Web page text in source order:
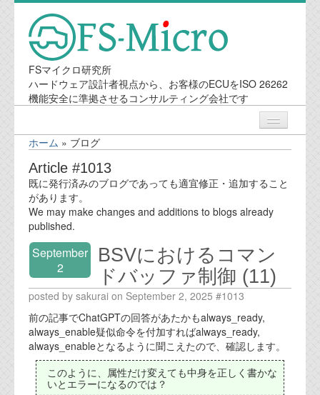
FSマイクロ研究所
ハードウェア設計者視点から、お客様のECUをISO 26262
機能安全に準拠させるコンサルティング会社です
ニュース
業務内容
会社案内
会社概要
代表ご挨拶
オフィス
実績
ホーム » ブログ
Article #1013
既に発行済みのブログであっても適宜修正・追加すること
があります。
We may make changes and additions to blogs already
published.
September
2
BSVにおけるコマン
ドバッファ制御 (11)
posted by sakurai on September 2, 2025 #1013
前の記事でChatGPTの回答があたかもalways_ready,
always_enable疑似命令を付加すればalways_ready,
always_enableとなるように聞こえたので、確認します。
このように、属性だけ変えても中身を正しく書かな
いとエラーになるのでは？